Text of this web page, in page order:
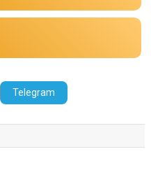
Telegram